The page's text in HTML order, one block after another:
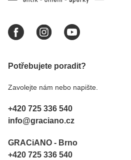
Potřebujete poradit?
Zavolejte nám nebo napište.
+420 725 336 540
info@graciano.cz
GRACiANO - Brno
+420 725 336 540